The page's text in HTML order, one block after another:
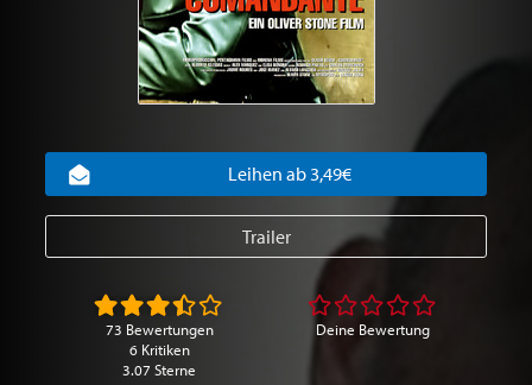
Leihen ab 3,49€
Trailer
73 Bewertungen
6 Kritiken
3.07 Sterne
Deine Bewertung